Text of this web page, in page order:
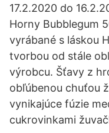
17.2.2020 do
Horny Bubblegum
vyrábané s láskou
tvorbou od stále
výrobcu. Šťavy z
obľúbenou chuťou
vynikajúce fúzie
cukrovinkami